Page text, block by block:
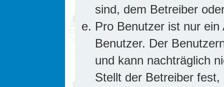
sind, dem Betreiber
Pro Benutzer ist nur
Benutzer. Der
und kann nachträglich
Stellt der Betreiber